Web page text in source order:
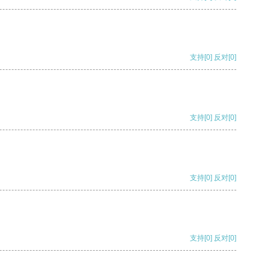
支持[0] 反对[0]
支持[0] 反对[0]
支持[0] 反对[0]
支持[0] 反对[0]